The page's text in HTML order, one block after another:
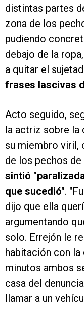
distintas partes
zona de los
pudiendo
debajo de la
a quitar el
frases lascivas
Acto seguido,
la actriz sobre la
su miembro viril,
de los pechos de
sintió
que sucedió".
dijo que ella
argumentando
solo. Errejón le
habitación con
minutos ambos
casa del
llamar a un